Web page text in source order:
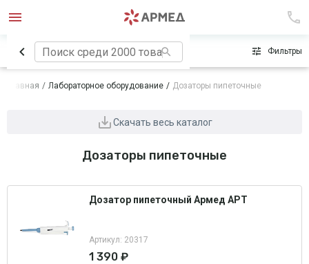
Сначала популярные Фильтры
Главная Лабораторное оборудование Дозаторы пипеточные
Скачать весь каталог
Дозаторы пипеточные
Дозатор пипеточный Армед APT
Артикул: 20317
1 390 ₽